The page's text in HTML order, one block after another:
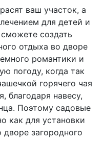
ваш участок, а
для детей и
создать
отдыха во дворе
романтики и
погоду, когда так
горячего чая
благодаря навесу,
Поэтому садовые
как для установки
загородного